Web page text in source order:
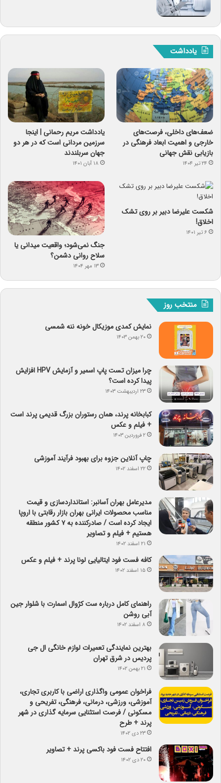
یادداشت
ضعف‌های داخلی، فرصت‌های
خارجی و اهمیت ابعاد فرهنگی در
بازیابی نقش جهانی
۲۴ تیر ۱۴۰۴
یادداشت مریم رحمانی | اینجا
سرزمین مردانی است که در هر دو
جهان سربلندند
۱۸ آبان ۱۴۰۱
شکست علیرضا دبیر بر روی تشک
اخلاق!
۶ تیر ۱۴۰۱
جنگ نمی‌شود؛ واقعیت میدانی یا
سلاح روانی دشمن؟
۱۳ مهر ۱۴۰۴
منتخب روز
نمایش کمدی موزیکال خونه ننه شمسی
۲۰ بهمن ۱۴۰۳
چرا میزان تست پاپ اسمیر و آزمایش HPV افزایش
پیدا کرده است؟
۲۳ اردیبهشت ۱۴۰۳
کبابخانه پرند، همان رستوران بزرگ قدیمی پرند است
+ فیلم و عکس
۲ فروردین ۱۴۰۳
چاپ آنلاین جزوه برای بهبود فرآیند آموزشی
۲۲ اسفند ۱۴۰۲
مدیرعامل بهران آسانبر: استانداردسازی و قیمت
مناسب محصولات ایرانی بهران بازار رقابتی با اروپا
ایجاد کرده است / صادرکننده به ۷ کشور منطقه
هستیم + فیلم و تصاویر
۲۱ اسفند ۱۴۰۲
کافه فست فود ایتالیایی لونا پرند + فیلم و عکس
۱۵ اسفند ۱۴۰۲
راهنمای کامل درباره ست کژوال اسمارت با شلوار جین
آبی روشن
۸ اسفند ۱۴۰۲
بهترین نمایندگی تعمیرات لوازم خانگی ال جی
پردیس در شرق تهران
۲۱ بهمن ۱۴۰۲
فراخوان عمومی واگذاری اراضی با کاربری تجاری،
آموزشی، ورزشی، درمانی، فرهنگی، تفریحی و
مسکونی / فرصت استثنایی سرمایه گذاری در شهر
پرند + طرح
۲۳ دی ۱۴۰۲
افتتاح فست فود باکسی پرند + تصاویر
۲۰ دی ۱۴۰۲